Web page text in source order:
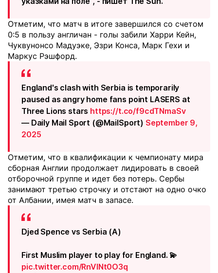
Отметим, что матч в итоге завершился со счетом
0:5 в пользу англичан - голы забили Харри Кейн,
Чуквунонсо Мадуэке, Эзри Конса, Марк Гехи и
Маркус Рэшфорд.
England's clash with Serbia is temporarily
paused as angry home fans point LASERS at
Three Lions stars https://t.co/f9cdTNmaSv
— Daily Mail Sport (@MailSport) September 9,
2025
Отметим, что в квалификации к чемпионату мира
сборная Англии продолжает лидировать в своей
отборочной группе и идет без потерь. Сербы
занимают третью строчку и отстают на одно очко
от Албании, имея матч в запасе.
Djed Spence vs Serbia (A)
First Muslim player to play for England. 💫
pic.twitter.com/RnVINt0O3q